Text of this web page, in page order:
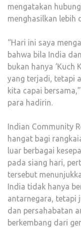
mengatakan
menghasilkan lebih
“Hari ini saya
bahwa bila India
bukan hanya ‘Kuch
yang terjadi, tetapi
kita capai
para hadirin.
Indian Community
hangat bagi
luar berbagai
pada siang hari,
tersebut
India tidak hanya
antarnegara, tetapi
dan persahabatan
berkembang dari